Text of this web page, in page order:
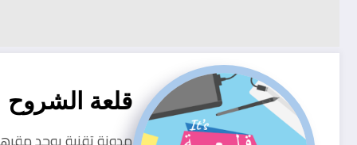
قلعة الشروح